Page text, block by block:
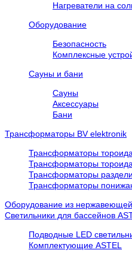
Нагреватели на
Оборудование
Безопасность
Комплексные
Сауны и бани
Сауны
Аксессуары
Бани
Трансформаторы BV elektronik
Трансформаторы
Трансформаторы
Трансформаторы
Трансформаторы
Оборудование из
Cветильники для бассейнов
Подводные LED
Комплектующие ASTEL